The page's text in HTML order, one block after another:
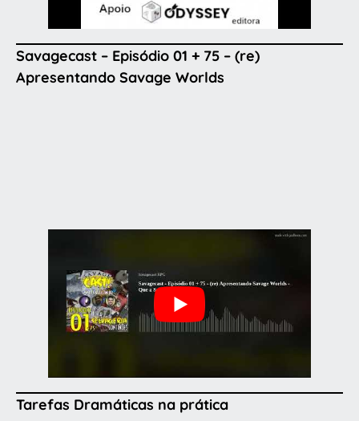
Savagecast – Episódio 01 + 75 – (re)
Apresentando Savage Worlds
Tarefas Dramáticas na prática